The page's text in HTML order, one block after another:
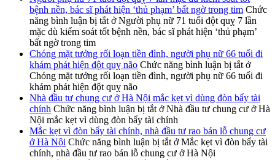
bệnh nền, bác sĩ phát hiện ‘thủ phạm’ bất ngờ trong tim Chức
năng bình luận bị tắt ở Người phụ nữ 71 tuổi đột quỵ 7 lần
mặc dù kiểm soát tốt bệnh nền, bác sĩ phát hiện ‘thủ phạm’
bất ngờ trong tim
Chóng mặt tưởng rối loạn tiền đình, người phụ nữ 66 tuổi đi
khám phát hiện đột quỵ não Chức năng bình luận bị tắt ở
Chóng mặt tưởng rối loạn tiền đình, người phụ nữ 66 tuổi đi
khám phát hiện đột quỵ não
Nhà đầu tư chung cư ở Hà Nội mắc kẹt vì dùng đòn bẩy tài
chính Chức năng bình luận bị tắt ở Nhà đầu tư chung cư ở Hà
Nội mắc kẹt vì dùng đòn bẩy tài chính
Mắc kẹt vì đòn bẩy tài chính, nhà đầu tư rao bán lỗ chung cư
ở Hà Nội Chức năng bình luận bị tắt ở Mắc kẹt vì đòn bẩy tài
chính, nhà đầu tư rao bán lỗ chung cư ở Hà Nội